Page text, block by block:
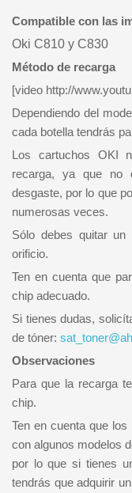
Compatible con las
Oki C810 y C830
Método de recarga
[video http://
Dependiendo del
cada botella tendrás
Los cartuchos OKI
recarga, ya que no
desgaste, por lo que
numerosas veces.
Sólo debes quitar
orificio.
Ten en cuenta que
chip adecuado.
Si tienes dudas,
de tóner:
Observaciones
Para que la recarga
chip.
Ten en cuenta que
con algunos modelos
por lo que si tienes
tendrás que adquirir